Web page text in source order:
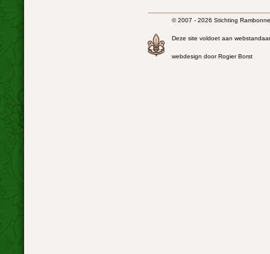
© 2007 - 2026 Stichting
Deze site voldoet aan
webdesign door Rogier Borst